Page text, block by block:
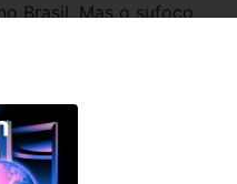
Brasil. Mas o sufoco
para as mulheres
social
dos